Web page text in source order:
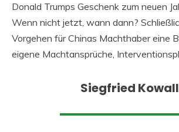
Donald Trumps Geschenk zum neuen
Wenn nicht jetzt, wann dann?
Vorgehen für Chinas Machthaber eine
eigene Machtansprüche,
Siegfried